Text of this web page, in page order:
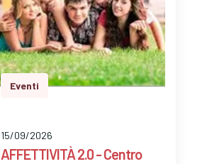
Eventi
15/09/2026
AFFETTIVITÀ 2.0 - Centro